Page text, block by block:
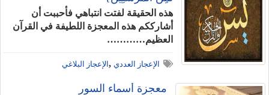
هذه الحقيقة لفتت انتباهي فأحببت أن
أشارككم هذه المعجزة اللطيفة في القرآن
العظيم…………
الإعجاز العددي, الإعجاز البلاغي
معجزة أسماء السور